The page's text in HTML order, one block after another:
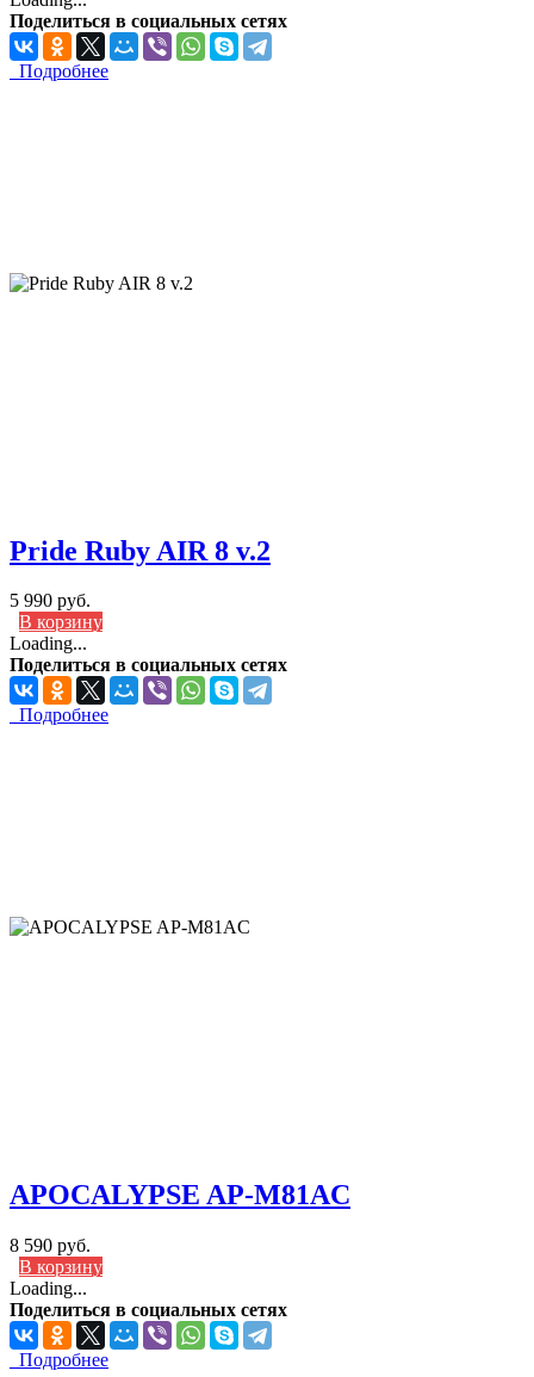
Поделиться в социальных сетях
Подробнее
Pride Ruby AIR 8 v.2
5 990 руб.
В корзину
Loading...
Поделиться в социальных сетях
Подробнее
APOCALYPSE AP-M81AC
8 590 руб.
В корзину
Loading...
Поделиться в социальных сетях
Подробнее